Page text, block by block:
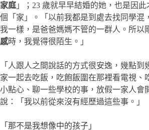
家庭 」；23 歲就早早結婚的她，也是因
個「家」。「以前我都是到處去找同學混
我一樣，是爸爸媽媽不管的一群人。所以
感時，我覺得很陌生。」
「人跟人之間說話的方式很安逸，幾點到
家一起去吃飯，吃飽飯圍在那裡看電視、
小點心、聊一些學校的事，放假一家人
說：「我以前從來沒有經歷過這些事。」
「那不是我想像中的孩子」